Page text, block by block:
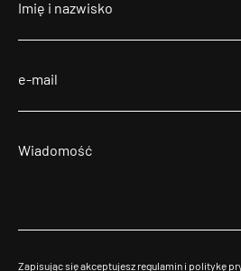
Zapisując się akceptujesz regulamin i politykę